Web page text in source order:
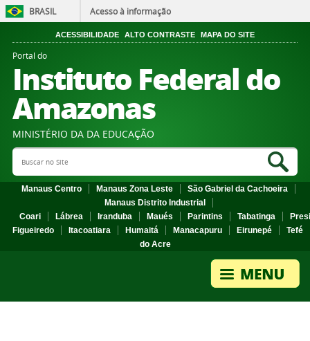
BRASIL Acesso à informação
ACESSIBILIDADE ALTO CONTRASTE MAPA DO SITE
Portal do
Instituto Federal do
Amazonas
MINISTÉRIO DA DA EDUCAÇÃO
Search Site
Manaus Centro Manaus Zona Leste
São Gabriel da Cachoeira
Manaus Distrito Industrial
Coari
Lábrea Iranduba Maués Parintins Tabatinga
Figueiredo
Itacoatiara Humaitá Manacapuru Eirunepé
Tefé
do Acre